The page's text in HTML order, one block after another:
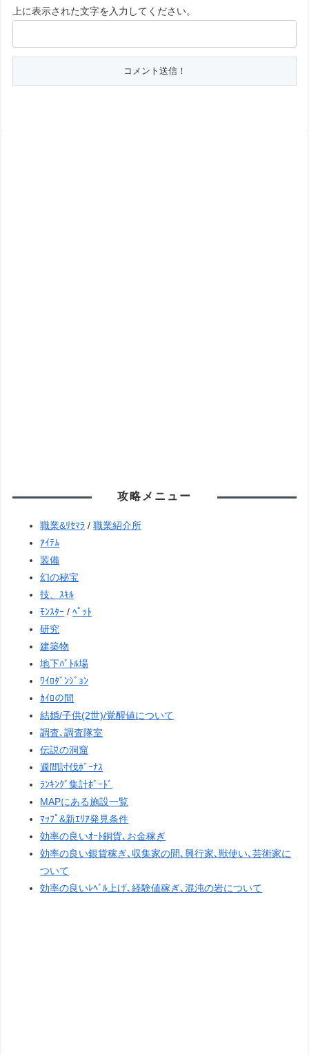
上に表示された文字を入力してください。
攻略メニュー
職業&ﾘｾﾏﾗ /職業紹介所
ｱｲﾃﾑ
装備
幻の秘宝
技、ｽｷﾙ
ﾓﾝｽﾀｰ /ﾍﾟｯﾄ
研究
建築物
地下ﾊﾞﾄﾙ場
ﾜｲﾛﾀﾞﾝｼﾞｮﾝ
ｶｲﾛの間
結婚/子供(2世)/覚醒値について
調査､調査隊室
伝説の洞窟
週間討伐ﾎﾞｰﾅｽ
ﾗﾝｷﾝｸﾞ集計ﾎﾞｰﾄﾞ
MAPにある施設一覧
ﾏｯﾌﾟ&新ｴﾘｱ発見条件
効率の良いｵｰﾄ銅貨､お金稼ぎ
効率の良い銀貨稼ぎ､収集家の間､興行家､獣使い､芸術家に
ついて
効率の良いﾚﾍﾞﾙ上げ､経験値稼ぎ､混沌の岩について